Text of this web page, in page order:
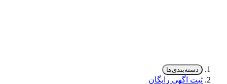
دسته‌بندی‌ها
ثبت اگهی رایگان